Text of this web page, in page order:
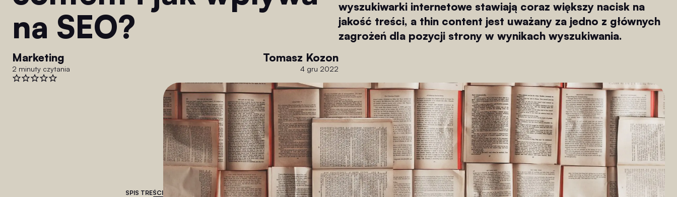
na SEO?
Marketing
2 minuty czytania
Tomasz Kozon
4 gru 2022
wyszukiwarki internetowe stawiają coraz większy nacisk na
jakość treści, a thin content jest uważany za jedno z głównych
zagrożeń dla pozycji strony w wynikach wyszukiwania.
SPIS TREŚCI